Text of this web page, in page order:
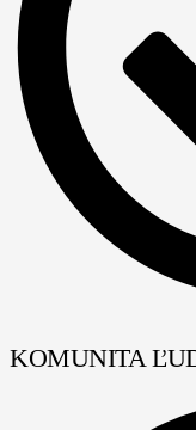
KOMUNITA